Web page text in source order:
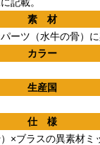
素 材
ーツ（水牛の骨）
カラー
生産国
仕 様
×ブラスの異素材ミ